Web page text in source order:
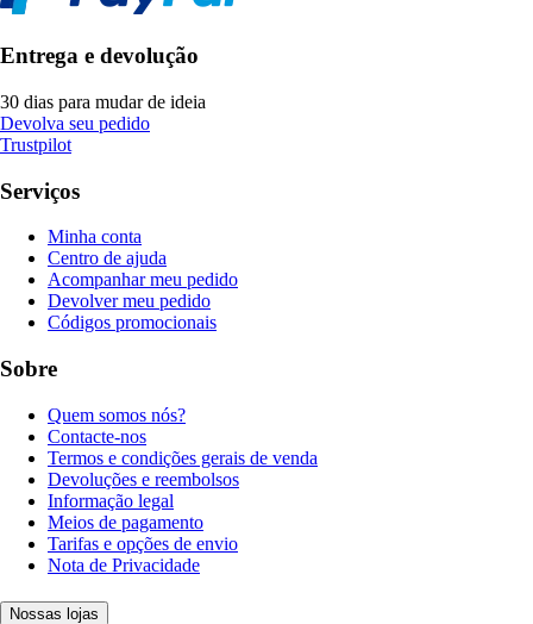
Entrega e devolução
30 dias para mudar de ideia
Devolva seu pedido
Trustpilot
Serviços
Minha conta
Centro de ajuda
Acompanhar meu pedido
Devolver meu pedido
Códigos promocionais
Sobre
Quem somos nós?
Contacte-nos
Termos e condições gerais de venda
Devoluções e reembolsos
Informação legal
Meios de pagamento
Tarifas e opções de envio
Nota de Privacidade
Nossas lojas